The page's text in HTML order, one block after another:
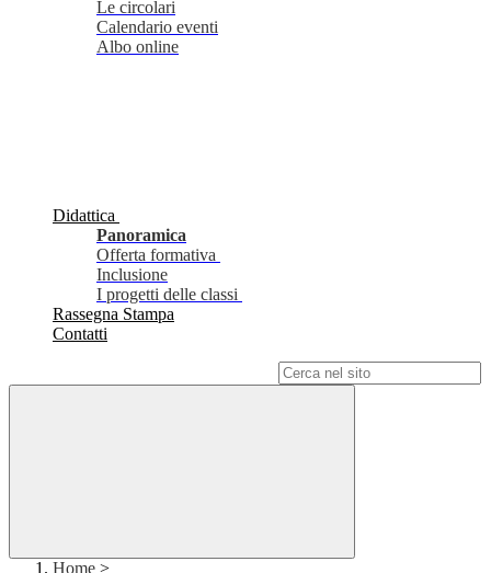
Le circolari
Calendario eventi
Albo online
Didattica
Panoramica
Offerta formativa
Inclusione
I progetti delle classi
Rassegna Stampa
Contatti
Home >